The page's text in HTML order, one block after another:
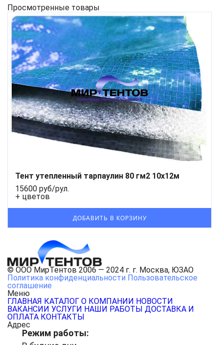
Просмотренные товары
Тент утепленный тарпаулин 80 гм2 10x12м
15600 руб/рул.
+ цветов
© ООО МирТентов 2006 — 2024 г. г. Москва, ЮЗАО
Политика конфиденциальности Пользовательское
соглашение
Меню
ГЛАВНАЯ КАТАЛОГ О КОМПАНИИ НОВОСТИ
ВАКАНСИИ УСЛУГИ НАШИ РАБОТЫ ДОСТАВКА И
ОПЛАТА КОНТАКТЫ
Адрес
Режим работы: